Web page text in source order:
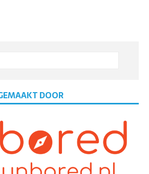
DOOR